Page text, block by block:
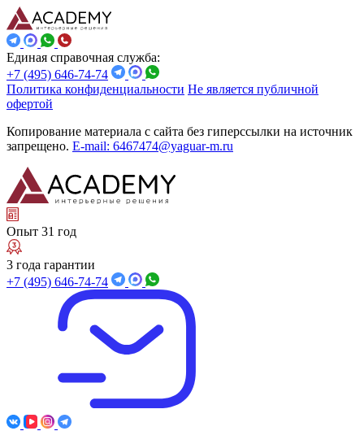
Единая справочная служба:
+7 (495) 646-74-74
Политика конфиденциальности Не является публичной
офертой
Копирование материала с сайта без гиперссылки на источник
запрещено. E-mail: 6467474@yaguar-m.ru
Опыт 31 год
3 года гарантии
+7 (495) 646-74-74